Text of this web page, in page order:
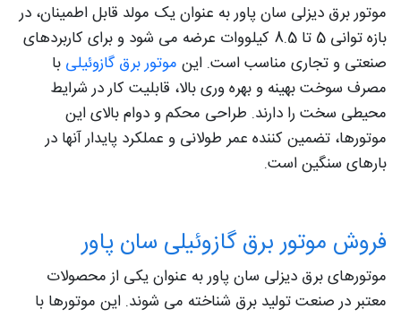
موتور برق دیزلی سان پاور به عنوان یک مولد قابل اطمینان، در
بازه توانی 5 تا 8.5 کیلووات عرضه می شود و برای کاربردهای
صنعتی و تجاری مناسب است. این موتور برق گازوئیلی با
مصرف سوخت بهینه و بهره وری بالا، قابلیت کار در شرایط
محیطی سخت را دارند. طراحی محکم و دوام بالای این
موتورها، تضمین کننده عمر طولانی و عملکرد پایدار آنها در
بارهای سنگین است.
فروش موتور برق گازوئیلی سان پاور
موتورهای برق دیزلی سان پاور به عنوان یکی از محصولات
معتبر در صنعت تولید برق شناخته می شوند. این موتورها با